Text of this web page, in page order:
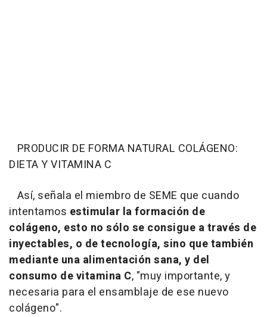
PRODUCIR DE FORMA NATURAL COLÁGENO:
DIETA Y VITAMINA C
Así, señala el miembro de SEME que cuando
intentamos estimular la formación de
colágeno, esto no sólo se consigue a través de
inyectables, o de tecnología, sino que también
mediante una alimentación sana, y del
consumo de vitamina C, "muy importante, y
necesaria para el ensamblaje de ese nuevo
colágeno".